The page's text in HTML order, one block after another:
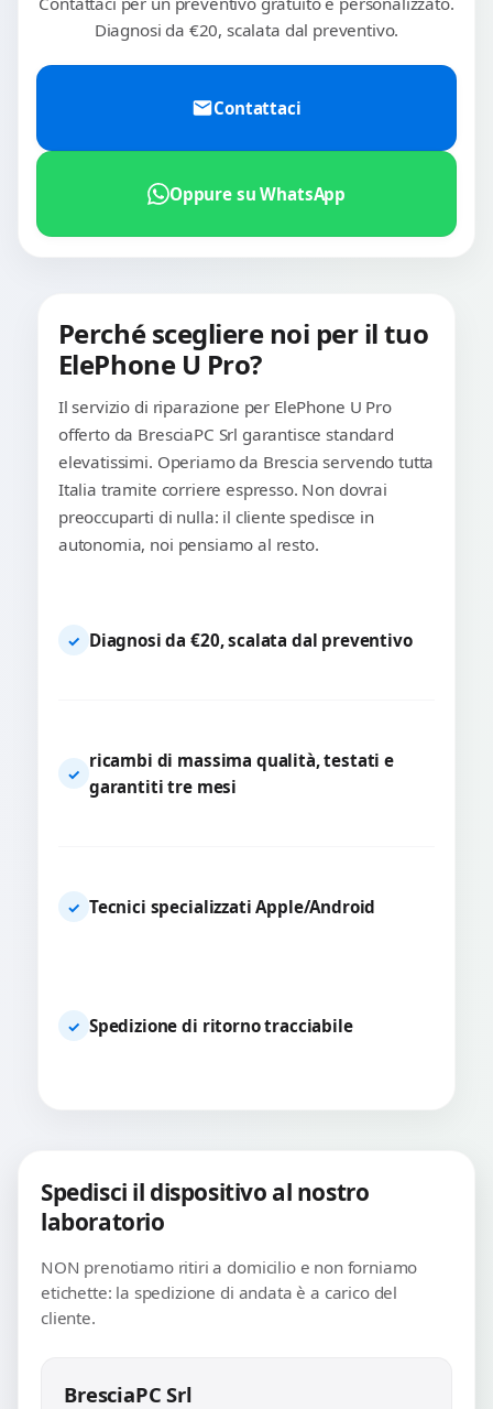
Diagnosi da €20, scalata dal preventivo.
Contattaci
Oppure su WhatsApp
Perché scegliere noi per il tuo
ElePhone U Pro?
Il servizio di riparazione per ElePhone U Pro
offerto da BresciaPC Srl garantisce standard
elevatissimi. Operiamo da Brescia servendo tutta
Italia tramite corriere espresso. Non dovrai
preoccuparti di nulla: il cliente spedisce in
autonomia, noi pensiamo al resto.
✓ Diagnosi da €20, scalata dal preventivo
✓
ricambi di massima qualità, testati e
garantiti tre mesi
✓ Tecnici specializzati Apple/Android
✓ Spedizione di ritorno tracciabile
Spedisci il dispositivo al nostro
laboratorio
NON prenotiamo ritiri a domicilio e non forniamo
etichette: la spedizione di andata è a carico del
cliente.
BresciaPC Srl